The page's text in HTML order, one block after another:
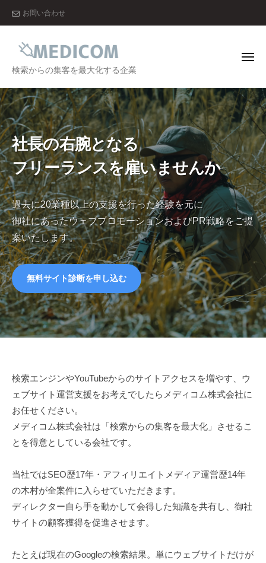
ン
へ
ス
キ
ッ
プ
お問い合わせ
メ
デ
ィ
コ
ム
株
式
会
社
検索からの集客を最大化する企業
メ
社長の右腕となる
フリーランスを雇いませんか
過去に20業種以上の支援を行った経験を元に
御社にあったウェブプロモーションおよびPR戦略をご提
案いたします。
無料サイト診断を申し込む
2026
年
5
月
29
by
村
正
晴
検索エンジンやYouTubeからのサイトアクセスを増やす、ウ
ェブサイト運営支援をお考えでしたらメディコム株式会社に
お任せください。
メディコム株式会社は「検索からの集客を最大化」させるこ
とを得意としている会社です。
当社ではSEO歴17年・アフィリエイトメディア運営歴14年
の木村が全案件に入らせていただきます。
ディレクター自ら手を動かして会得した知識を共有し、御社
サイトの顧客獲得を促進させます。
たとえば現在のGoogleの検索結果。単にウェブサイトだけが
デ
ィ
コ
株
式
会
社